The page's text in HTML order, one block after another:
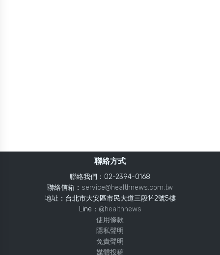
聯絡方式
聯絡我們：02-2394-0168
聯絡信箱： service@healthnews.com.tw
地址：台北市大安區市民大道三段142號5樓
Line： @healthnews
使用條款
隱私聲明
免責聲明
媒體投稿